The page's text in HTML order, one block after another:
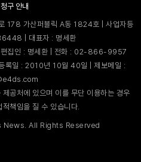
구 안내
178 가산퍼블릭 A동 1824호 | 사업자등
| 대표자 : 명세환
편집인 : 명세환 | 전화 : 02-866-9957
록일 : 2010년 10월 40일 | 제보메일 :
공처에 있으며 이를 무단 이용하는 경우
책임을 질 수 있습니다.
News. All Rights Reserved